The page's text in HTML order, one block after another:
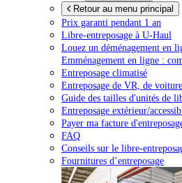
Retour au menu principal
Prix garanti pendant 1 an
Libre-entreposage à U-Haul
Louez un déménagement en
Emménagement en ligne :
Entreposage climatisé
Entreposage de VR, de
Guide des tailles d'unités de
Entreposage extérieur/
Payer ma facture
FAQ
Conseils sur le libre-
Fournitures d’entreposage